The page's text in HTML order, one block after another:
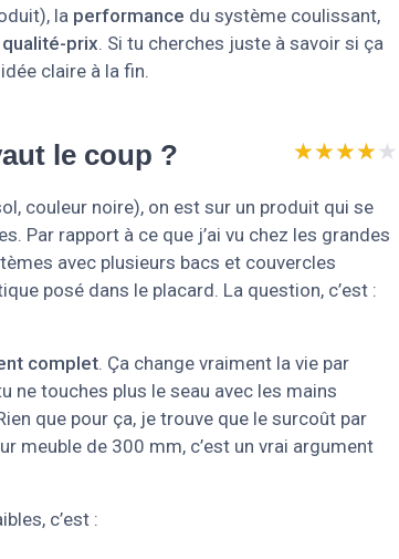
la performance du système coulissant,
prix. Si tu cherches juste à savoir si ça
claire à la fin.
le coup ? ★★★★★
★★★★★
couleur noire), on est sur un produit qui se
Par rapport à ce que j’ai vu chez les grandes
avec plusieurs bacs et couvercles
posé dans le placard. La question, c’est :
complet. Ça change vraiment la vie par
ne touches plus le seau avec les mains
que pour ça, je trouve que le surcoût par
meuble de 300 mm, c’est un vrai argument
c’est :